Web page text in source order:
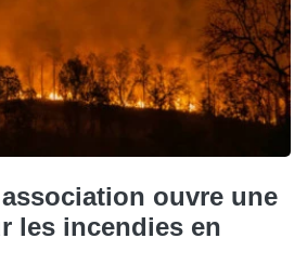
ouvre une
les incendies en